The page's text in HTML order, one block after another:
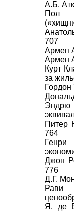
А.Б.
Пол
707
Армеп
Армен
Курт
за
Эндрю
Питер
764
Джон
776
Д.Г.
Рави
Я. де